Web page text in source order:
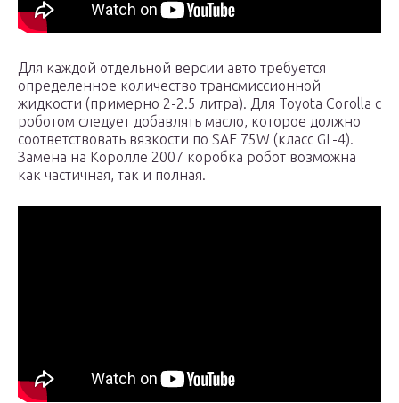
Для каждой отдельной версии авто требуется
определенное количество трансмиссионной
жидкости (примерно 2-2.5 литра). Для Toyota Corolla с
роботом следует добавлять масло, которое должно
соответствовать вязкости по SAE 75W (класс GL-4).
Замена на Королле 2007 коробка робот возможна
как частичная, так и полная.